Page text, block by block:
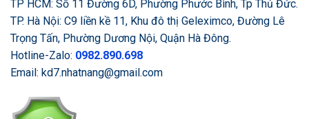
TP HCM: Số 11 Đường 6D, Phường Phước Bình, Tp Thủ Đức.
TP. Hà Nội: C9 liền kề 11, Khu đô thị Geleximco, Đường Lê
Trọng Tấn, Phường Dương Nội, Quận Hà Đông.
Hotline-Zalo: 0982.890.698
Email: kd7.nhatnang@gmail.com